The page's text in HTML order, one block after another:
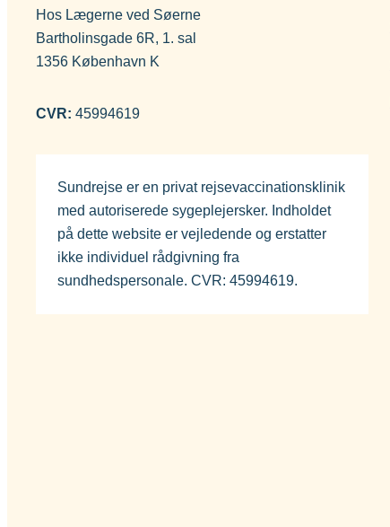
Hos Lægerne ved Søerne
Bartholinsgade 6R, 1. sal
1356 København K
CVR: 45994619
Sundrejse er en privat rejsevaccinationsklinik
med autoriserede sygeplejersker. Indholdet
på dette website er vejledende og erstatter
ikke individuel rådgivning fra
sundhedspersonale. CVR: 45994619.